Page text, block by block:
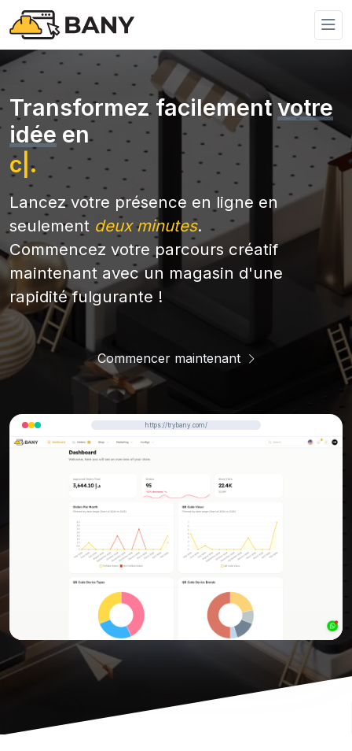
Transformez facilementvotre
idée en
catalogue |
Lancez votre présence en ligne en
seulement deux minutes.
Commencez votre parcours créatif
maintenant avec un magasin d'une
rapidité fulgurante !
Commencer maintenant
https://trybany.com/